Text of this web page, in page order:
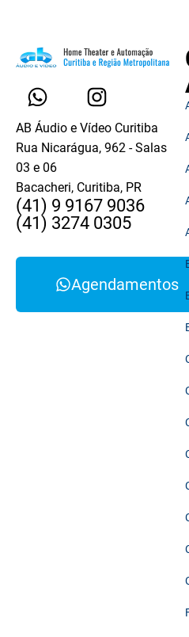
AB Áudio e Vídeo Curitiba
Rua Nicarágua, 962 - Salas
03 e 06
Bacacheri, Curitiba, PR
(41) 9 9167 9036
(41) 3274 0305
Agendamentos